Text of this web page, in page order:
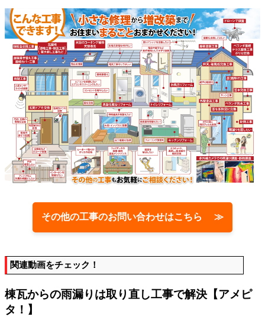
その他の工事のお問い合わせはこちら ≫
関連動画をチェック！
棟瓦からの雨漏りは取り直し工事で解決【アメピ
タ！】